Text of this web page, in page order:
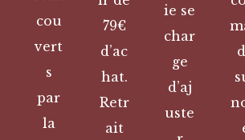
cou
vert
s
par
la
79€
d’ac
hat.
Retr
ait
ie se
char
ge
d’aj
uste